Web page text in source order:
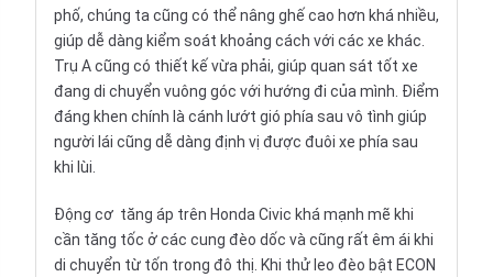
phố, chúng ta cũng có thể nâng ghế cao hơn khá nhiều,
giúp dễ dàng kiểm soát khoảng cách với các xe khác.
Trụ A cũng có thiết kế vừa phải, giúp quan sát tốt xe
đang di chuyển vuông góc với hướng đi của mình. Điểm
đáng khen chính là cánh lướt gió phía sau vô tình giúp
người lái cũng dễ dàng định vị được đuôi xe phía sau
khi lùi.
Động cơ tăng áp trên Honda Civic khá mạnh mẽ khi
cần tăng tốc ở các cung đèo dốc và cũng rất êm ái khi
di chuyển từ tốn trong đô thị. Khi thử leo đèo bật ECON